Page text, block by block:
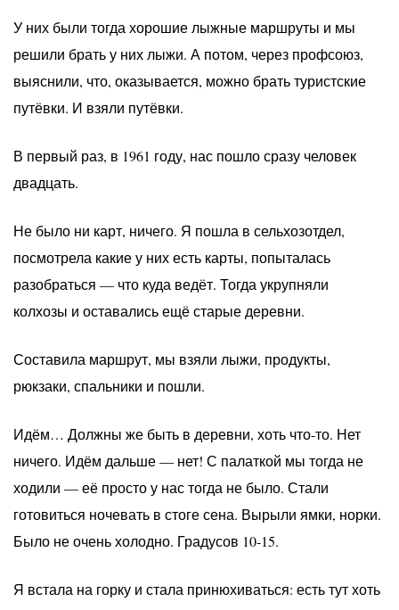
У них были тогда хорошие лыжные маршруты и мы
решили брать у них лыжи. А потом, через профсоюз,
выяснили, что, оказывается, можно брать туристские
путёвки. И взяли путёвки.
В первый раз, в 1961 году, нас пошло сразу человек
двадцать.
Не было ни карт, ничего. Я пошла в сельхозотдел,
посмотрела какие у них есть карты, попыталась
разобраться — что куда ведёт. Тогда укрупняли
колхозы и оставались ещё старые деревни.
Составила маршрут, мы взяли лыжи, продукты,
рюкзаки, спальники и пошли.
Идём… Должны же быть в деревни, хоть что-то. Нет
ничего. Идём дальше — нет! С палаткой мы тогда не
ходили — её просто у нас тогда не было. Стали
готовиться ночевать в стоге сена. Вырыли ямки, норки.
Было не очень холодно. Градусов 10-15.
Я встала на горку и стала принюхиваться: есть тут хоть